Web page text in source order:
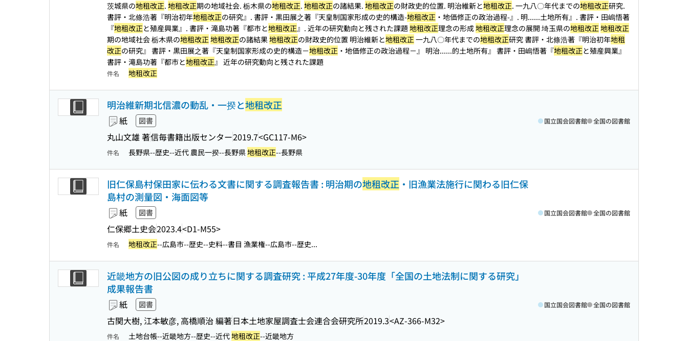
茨城県の地租改正. 地租改正期の地域社会. 栃木県の地租改正. 地租改正の諸結果. 地租改正の財政史的位置. 明治維新と地租改正. 一九八〇年代までの地租改正研究.
書評・北條浩著『明治初年地租改正の研究』. 書評・黒田展之著『天皇制国家形成の史的構造-地租改正 ・地価修正の政治過程-』. 明......土地所有』. 書評・田嶋悟著
『地租改正と殖産興業』. 書評・滝島功著『都市と地租改正』. 近年の研究動向と残された課題地租改正理念の形成地租改正理念の展開 埼玉県の地租改正地租改正
期の地域社会 栃木県の地租改正地租改正の諸結果地租改正の財政史的位置 明治維新と地租改正一九八〇年代までの地租改正研究 書評・北條浩著『明治初年地租
改正の研究』 書評・黒田展之著『天皇制国家形成の史的構造－地租改正 ・地価修正の政治過程－』 明治......的土地所有』 書評・田嶋悟著『地租改正と殖産興業』
書評・滝島功著『都市と地租改正』 近年の研究動向と残された課題
件名 地租改正
明治維新期北信濃の動乱・一揆と地租改正
紙 図書
丸山文雄 著信毎書籍出版センター2019.7<GC117-M6>
国立国会図書館 全国の図書館
件名 長野県--歴史--近代 農民一揆--長野県地租改正--長野県
旧仁保島村保田家に伝わる文書に関する調査報告書 : 明治期の地租改正 ・旧漁業法施行に関わる旧仁保
島村の測量図・海面図等
紙 図書
仁保郷土史会2023.4<D1-M55>
国立国会図書館 全国の図書館
件名 地租改正--広島市--歴史--史料--書目 漁業権--広島市--歴史...
近畿地方の旧公図の成り立ちに関する調査研究 : 平成27年度-30年度「全国の土地法制に関する研究」
成果報告書
紙 図書
古関大樹, 江本敏彦, 高橋順治 編著日本土地家屋調査士会連合会研究所2019.3<AZ-366-M32>
国立国会図書館 全国の図書館
件名 土地台帳--近畿地方--歴史--近代地租改正--近畿地方